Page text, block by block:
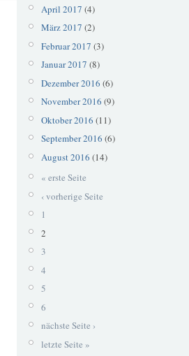
April 2017 (4)
März 2017 (2)
Februar 2017 (3)
Januar 2017 (8)
Dezember 2016 (6)
November 2016 (9)
Oktober 2016 (11)
September 2016 (6)
August 2016 (14)
« erste Seite
‹ vorherige Seite
1
2
3
4
5
6
nächste Seite ›
letzte Seite »